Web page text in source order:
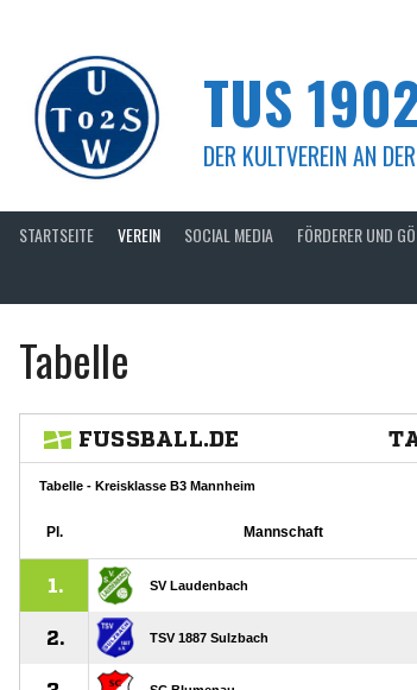
TUS
DER KULTVEREIN AN
STARTSEITE VEREIN SOCIAL MEDIA FÖRDERER UND
Tabelle